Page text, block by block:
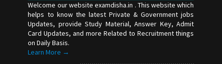
Welcome our website examdisha.in . This website which
helps to know the latest Private & Government jobs
Updates, provide Study Material, Answer Key, Admit
Card Updates, and more Related to Recruitment things
on Daily Basis.
Learn More →